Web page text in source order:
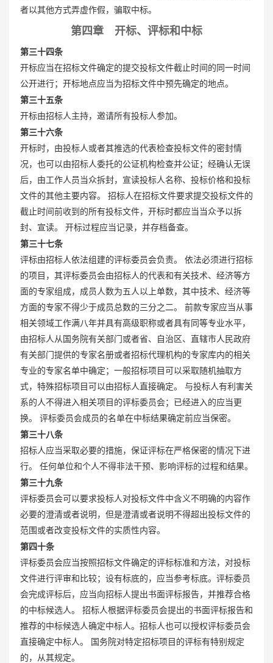
者以其他方式弄虚作假，骗取中标。
第四章 开标、评标和中标
第三十四条
开标应当在招标文件确定的提交投标文件截止时间的同一时间
公开进行；开标地点应当为招标文件中预先确定的地点。
第三十五条
开标由招标人主持，邀请所有投标人参加。
第三十六条
开标时，由投标人或者其推选的代表检查投标文件的密封情
况，也可以由招标人委托的公证机构检查并公证；经确认无误
后，由工作人员当众拆封，宣读投标人名称、投标价格和投标
文件的其他主要内容。 招标人在招标文件要求提交投标文件的
截止时间前收到的所有投标文件，开标时都应当当众予以拆
封、宣读。 开标过程应当记录，并存档备查。
第三十七条
评标由招标人依法组建的评标委员会负责。 依法必须进行招标
的项目，其评标委员会由招标人的代表和有关技术、经济等方
面的专家组成，成员人数为五人以上单数，其中技术、经济等
方面的专家不得少于成员总数的三分之二。 前款专家应当从事
相关领域工作满八年并具有高级职称或者具有同等专业水平，
由招标人从国务院有关部门或者省、自治区、直辖市人民政府
有关部门提供的专家名册或者招标代理机构的专家库内的相关
专业的专家名单中确定；一般招标项目可以采取随机抽取方
式，特殊招标项目可以由招标人直接确定。 与投标人有利害关
系的人不得进入相关项目的评标委员会；已经进入的应当更
换。 评标委员会成员的名单在中标结果确定前应当保密。
第三十八条
招标人应当采取必要的措施，保证评标在严格保密的情况下进
行。 任何单位和个人不得非法干预、影响评标的过程和结果。
第三十九条
评标委员会可以要求投标人对投标文件中含义不明确的内容作
必要的澄清或者说明，但是澄清或者说明不得超出投标文件的
范围或者改变投标文件的实质性内容。
第四十条
评标委员会应当按照招标文件确定的评标标准和方法，对投标
文件进行评审和比较；设有标底的，应当参考标底。评标委员
会完成评标后，应当向招标人提出书面评标报告，并推荐合格
的中标候选人。 招标人根据评标委员会提出的书面评标报告和
推荐的中标候选人确定中标人。招标人也可以授权评标委员会
直接确定中标人。 国务院对特定招标项目的评标有特别规定
的，从其规定。